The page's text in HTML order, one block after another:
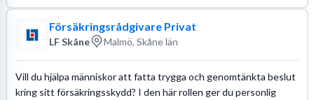
Försäkringsrådgivare Privat
LF Skåne Malmö, Skåne län
Vill du hjälpa människor att fatta trygga och genomtänkta beslut
kring sitt försäkringsskydd? I den här rollen ger du personlig